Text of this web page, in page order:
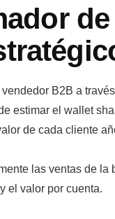
B2B a
estimar el wallet
de cada cliente
las ventas de
el valor por cuenta.